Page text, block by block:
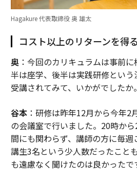
Hagakure 代表取締役 奥 雄太
コスト以上のリターンを得
奥：今回のカリキュラムは事前
半は座学、後半は実践研修とい
受講されてみて、いかがでしたか。
谷本：研修は昨年12月から今年2
の会議室で行いました。20時か
間にも関わらず、講師の方に毎
講生3名という少人数だったこと
も遠慮なく聞けたのは良かったで